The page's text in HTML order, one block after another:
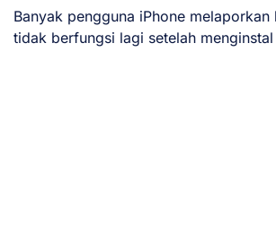
Banyak pengguna iPhone melaporkan
tidak berfungsi lagi setelah menginstal